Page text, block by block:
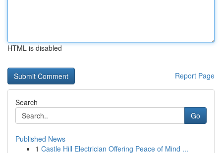
HTML is disabled
Report Page
Search
Go
Published News
1 Castle Hill Electrician Offering Peace of Mind ...